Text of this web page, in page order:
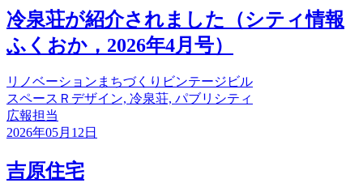
冷泉荘が紹介されました（シティ情報
ふくおか，2026年4月号）
リノベーション まちづくり ビンテージビル
スペースＲデザイン, 冷泉荘, パブリシティ
広報担当
2026年05月12日
吉原住宅